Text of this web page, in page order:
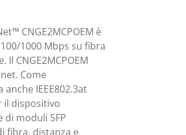
CNGE2MCPOEM è
1000 Mbps su fibra
CNGE2MCPOEM
Come
IEEE802.3at
il dispositivo
di moduli SFP
fibra, distanza e